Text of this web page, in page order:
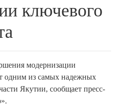
ключевого
модернизации
одним из самых надежных
Якутии, сообщает пресс-